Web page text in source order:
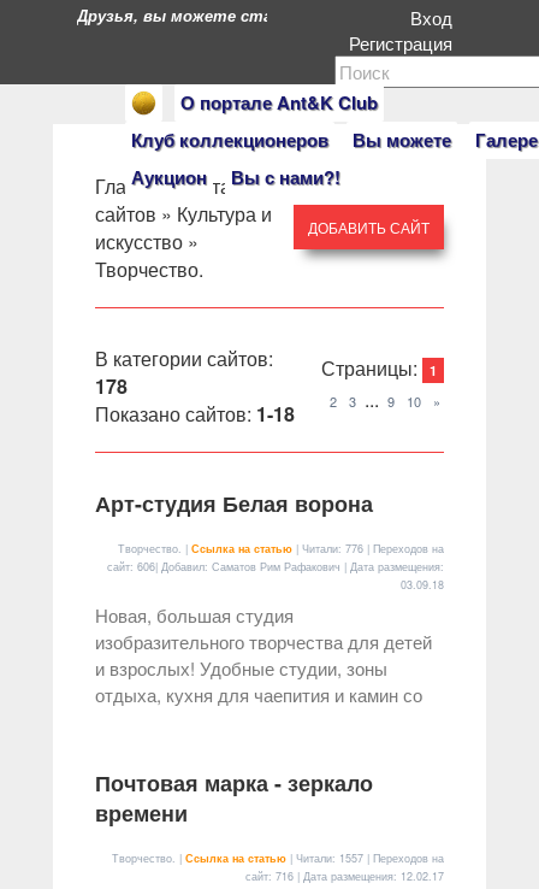
О портале Ant&K Club
Клуб коллекционеров
Вы можете
Аукцион
Вы с нами?!
Друзья, вы можете стать героями нашего портала.
Вход
Регистрация
Главная»Каталог
сайтов » Культура и
искусство »
Творчество.
ДОБАВИТЬ САЙТ
В категории сайтов:
178
Показано сайтов: 1-18
Страницы: 1
2 3 ... 9 10 »
Арт-студия Белая ворона
Творчество. | Ссылка на статью | Читали: 776 | Переходов на
сайт: 606| Добавил: Саматов Рим Рафакович | Дата размещения:
03.09.18
Новая, большая студия
изобразительного творчества для детей
и взрослых! Удобные студии, зоны
отдыха, кухня для чаепития и камин со
Почтовая марка - зеркало
времени
Творчество. | Ссылка на статью | Читали: 1557 | Переходов на
сайт: 716 | Дата размещения: 12.02.17